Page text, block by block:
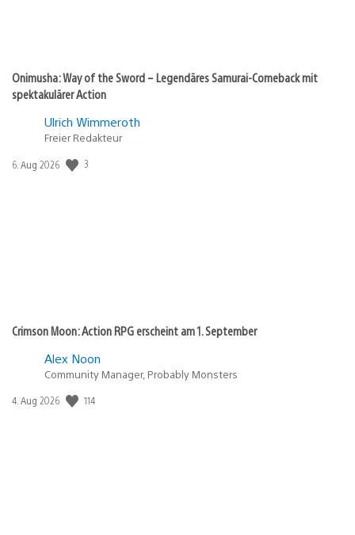
Onimusha: Way of the Sword – Legendäres Samurai-Comeback mit
spektakulärer Action
Ulrich Wimmeroth
Freier Redakteur
Veröffentlichungsdatum:
6. Aug 2026 3
Crimson Moon: Action RPG erscheint am 1. September
Alex Noon
Community Manager, Probably Monsters
Veröffentlichungsdatum:
4. Aug 2026 114